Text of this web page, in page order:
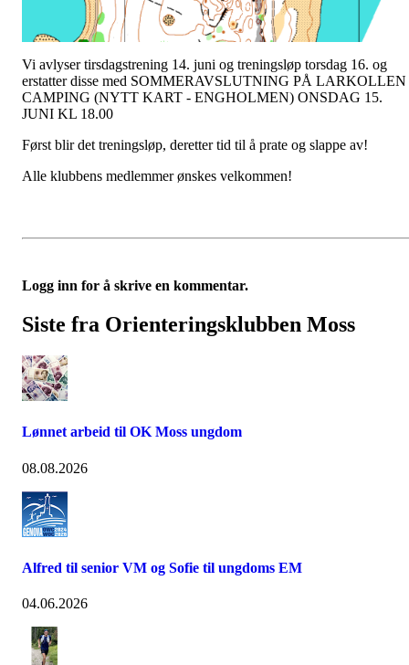
Vi avlyser tirsdagstrening 14. juni og treningsløp torsdag 16. og
erstatter disse med SOMMERAVSLUTNING PÅ LARKOLLEN
CAMPING (NYTT KART - ENGHOLMEN) ONSDAG 15.
JUNI KL 18.00
Først blir det treningsløp, deretter tid til å prate og slappe av!
Alle klubbens medlemmer ønskes velkommen!
Logg inn for å skrive en kommentar.
Siste fra Orienteringsklubben Moss
Lønnet arbeid til OK Moss ungdom
08.08.2026
Alfred til senior VM og Sofie til ungdoms EM
04.06.2026